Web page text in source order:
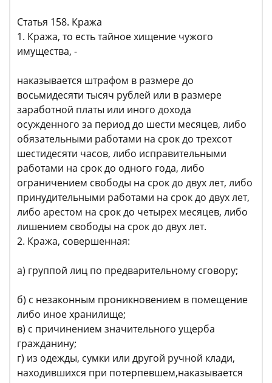
Статья 158. Кража
1. Кража, то есть тайное хищение чужого
имущества, -
наказывается штрафом в размере до
восьмидесяти тысяч рублей или в размере
заработной платы или иного дохода
осужденного за период до шести месяцев, либо
обязательными работами на срок до трехсот
шестидесяти часов, либо исправительными
работами на срок до одного года, либо
ограничением свободы на срок до двух лет, либо
принудительными работами на срок до двух лет,
либо арестом на срок до четырех месяцев, либо
лишением свободы на срок до двух лет.
2. Кража, совершенная:
а) группой лиц по предварительному сговору;
б) с незаконным проникновением в помещение
либо иное хранилище;
в) с причинением значительного ущерба
гражданину;
г) из одежды, сумки или другой ручной клади,
находившихся при потерпевшем,наказывается